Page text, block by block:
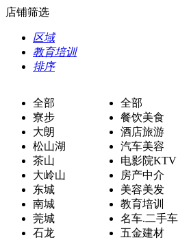
店铺筛选
区域
教育培训
排序
全部
寮步
大朗
松山湖
茶山
大岭山
东城
南城
莞城
石龙
全部
餐饮美食
酒店旅游
汽车美容
电影院KTV
房产中介
美容美发
教育培训
名车.二手车
五金建材